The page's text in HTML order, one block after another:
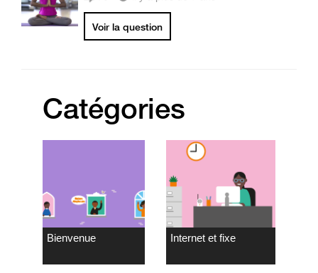
Voir la question
Catégories
Bienvenue Internet et fixe